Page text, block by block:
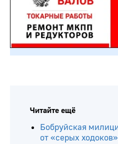
Читайте ещё
Бобруйская
от «серых ходоков»